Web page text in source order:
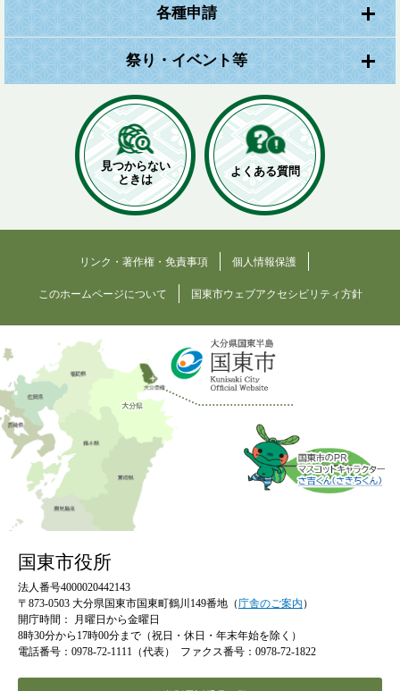
各種申請
祭り・イベント等
見つからない
ときは
よくある質問
リンク・著作権・免責事項 個人情報保護
このホームページについて 国東市ウェブアクセシビリティ方針
国東市役所
法人番号4000020442143
〒873-0503 大分県国東市国東町鶴川149番地（ 庁舎のご案内 ）
開庁時間：
月曜日から金曜日
8時30分から17時00分まで（祝日・休日・年末年始を除く）
電話番号：0978-72-1111（代表）
ファクス番号：0978-72-1822